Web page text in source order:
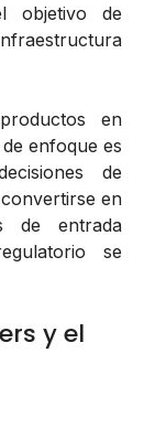
objetivo de
en
enfoque es
de
en
de entrada
se
y el